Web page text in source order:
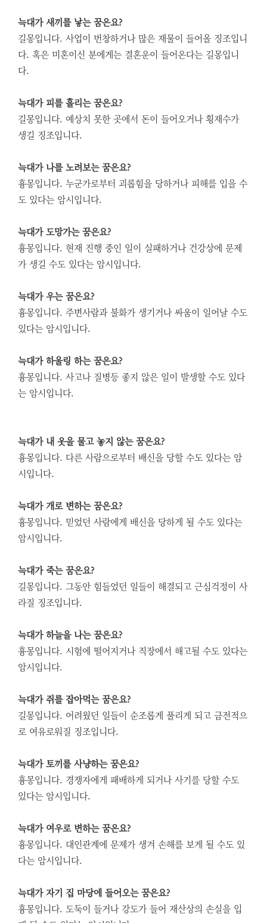
늑대가 새끼를 낳는 꿈은요?
길몽입니다. 사업이 번창하거나 많은 재물이 들어올 징조입니
다. 혹은 미혼이신 분에게는 결혼운이 들어온다는 길몽입니
다.
늑대가 피를 흘리는 꿈은요?
길몽입니다. 예상치 못한 곳에서 돈이 들어오거나 횡재수가
생길 징조입니다.
늑대가 나를 노려보는 꿈은요?
흉몽입니다. 누군가로부터 괴롭힘을 당하거나 피해를 입을 수
도 있다는 암시입니다.
늑대가 도망가는 꿈은요?
흉몽입니다. 현재 진행 중인 일이 실패하거나 건강상에 문제
가 생길 수도 있다는 암시입니다.
늑대가 우는 꿈은요?
흉몽입니다. 주변사람과 불화가 생기거나 싸움이 일어날 수도
있다는 암시입니다.
늑대가 하울링 하는 꿈은요?
흉몽입니다. 사고나 질병등 좋지 않은 일이 발생할 수도 있다
는 암시입니다.
늑대가 내 옷을 물고 놓지 않는 꿈은요?
흉몽입니다. 다른 사람으로부터 배신을 당할 수도 있다는 암
시입니다.
늑대가 개로 변하는 꿈은요?
흉몽입니다. 믿었던 사람에게 배신을 당하게 될 수도 있다는
암시입니다.
늑대가 죽는 꿈은요?
길몽입니다. 그동안 힘들었던 일들이 해결되고 근심걱정이 사
라질 징조입니다.
늑대가 하늘을 나는 꿈은요?
흉몽입니다. 시험에 떨어지거나 직장에서 해고될 수도 있다는
암시입니다.
늑대가 쥐를 잡아먹는 꿈은요?
길몽입니다. 어려웠던 일들이 순조롭게 풀리게 되고 금전적으
로 여유로워질 징조입니다.
늑대가 토끼를 사냥하는 꿈은요?
흉몽입니다. 경쟁자에게 패배하게 되거나 사기를 당할 수도
있다는 암시입니다.
늑대가 여우로 변하는 꿈은요?
흉몽입니다. 대인관계에 문제가 생겨 손해를 보게 될 수도 있
다는 암시입니다.
늑대가 자기 집 마당에 들어오는 꿈은요?
흉몽입니다. 도둑이 들거나 강도가 들어 재산상의 손실을 입